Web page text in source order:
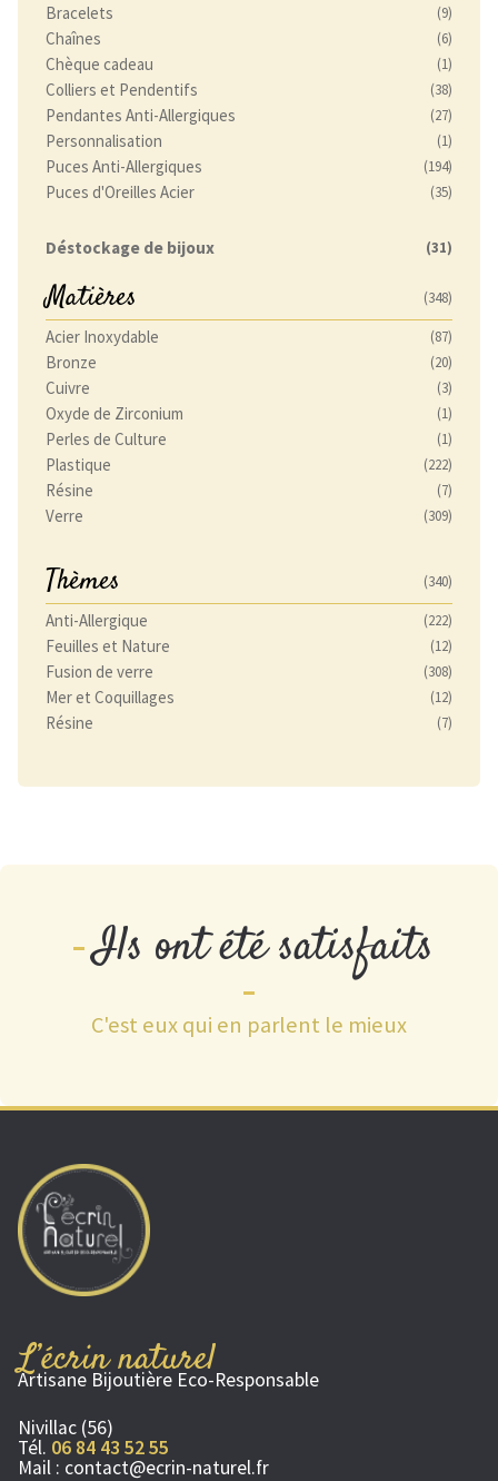
Bracelets (9)
Chaînes (6)
Chèque cadeau (1)
Colliers et Pendentifs (38)
Pendantes Anti-Allergiques (27)
Personnalisation (1)
Puces Anti-Allergiques (194)
Puces d'Oreilles Acier (35)
Déstockage de bijoux (31)
Matières (348)
Acier Inoxydable (87)
Bronze (20)
Cuivre (3)
Oxyde de Zirconium (1)
Perles de Culture (1)
Plastique (222)
Résine (7)
Verre (309)
Thèmes (340)
Anti-Allergique (222)
Feuilles et Nature (12)
Fusion de verre (308)
Mer et Coquillages (12)
Résine (7)
Ils ont été satisfaits
C'est eux qui en parlent le mieux
L’écrin naturel
Artisane Bijoutière Eco-Responsable
Nivillac (56)
Tél. 06 84 43 52 55
Mail : contact@ecrin-naturel.fr